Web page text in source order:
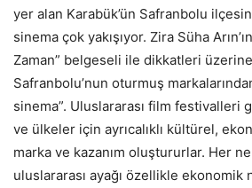
yer alan Karabük’ün Safranbolu
sinema çok yakışıyor. Zira Süha
Zaman” belgeseli ile dikkatleri
Safranbolu’nun oturmuş
sinema”. Uluslararası film festivalleri
ve ülkeler için ayrıcalıklı kültürel,
marka ve kazanım oluştururlar. Her
uluslararası ayağı özellikle ekonomik